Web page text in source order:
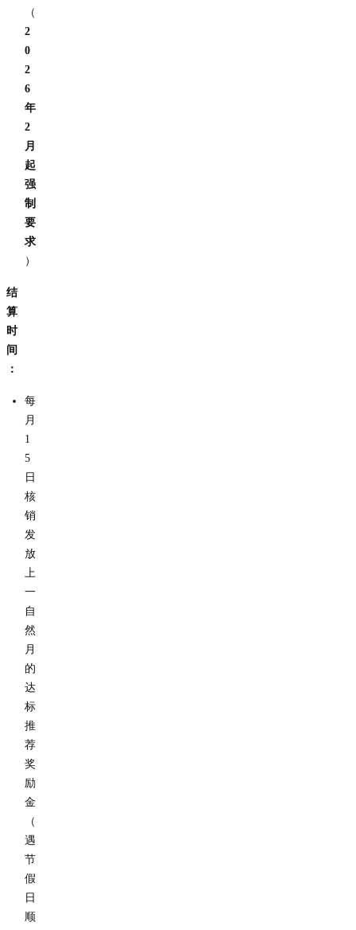
（
2
0
2
6
年
2
月
起
强
制
要
求
）
结
算
时
间
：
每
月
1
5
日
核
销
发
放
上
一
自
然
月
的
达
标
推
荐
奖
励
金
（
遇
节
假
日
顺